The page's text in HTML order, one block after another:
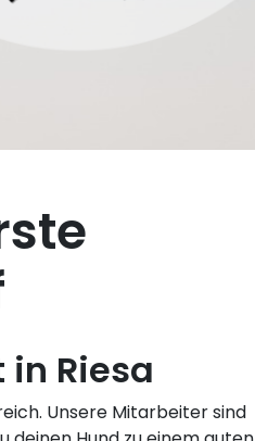
Riesa
Unsere Mitarbeiter sind